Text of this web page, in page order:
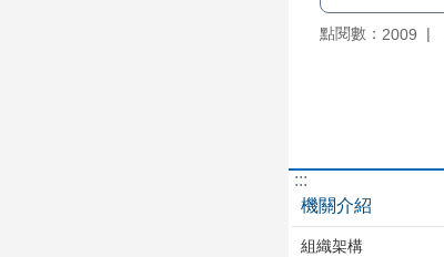
點閱數： 2009
:::
機關介紹
組織架構